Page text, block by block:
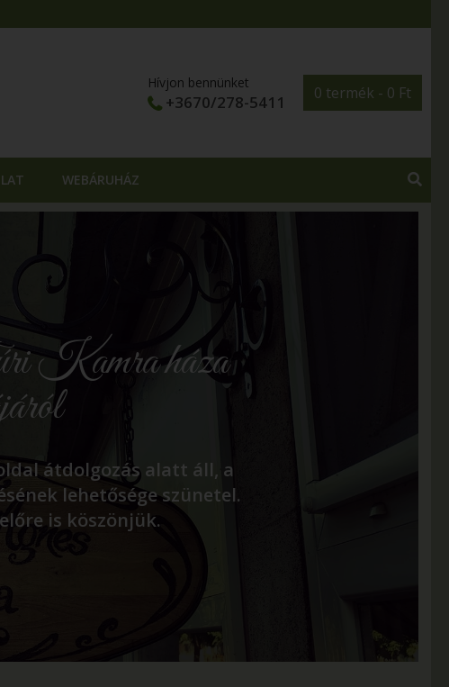
0 termék - 0 Ft
Hívjon bennünket
+3670/278-5411
WEBÁRUHÁZ
Kamra háza
átdolgozás alatt áll, a
lehetősége szünetel.
is köszönjük.